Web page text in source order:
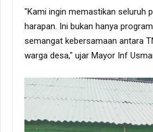
"Kami ingin memastikan seluruh
harapan. Ini bukan hanya
semangat kebersamaan antara
warga desa," ujar Mayor Inf